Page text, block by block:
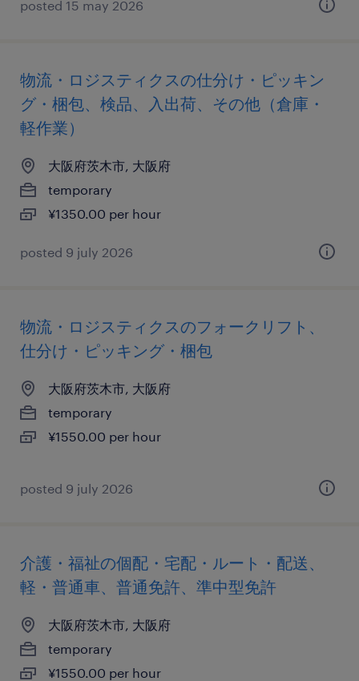
posted 15 may 2026
物流・ロジスティクスの仕分け・ピッキン
グ・梱包、検品、入出荷、その他（倉庫・
軽作業）
大阪府茨木市, 大阪府
temporary
¥1350.00 per hour
posted 9 july 2026
物流・ロジスティクスのフォークリフト、
仕分け・ピッキング・梱包
大阪府茨木市, 大阪府
temporary
¥1550.00 per hour
posted 9 july 2026
介護・福祉の個配・宅配・ルート・配送、
軽・普通車、普通免許、準中型免許
大阪府茨木市, 大阪府
temporary
¥1550.00 per hour